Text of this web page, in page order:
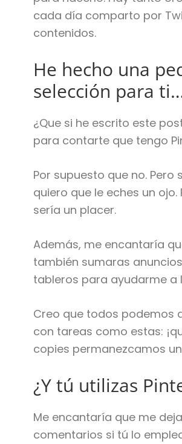
cada día comparto por
contenidos.
He hecho una
selección para
¿Que si he escrito este
para contarte que tengo
Por supuesto que no. Pero
quiero que le eches un ojo.
sería un placer.
Además, me encantaría
también sumaras
tableros para ayudarme a
Creo que todos podemos
con tareas como estas:
copies permanezcamos
¿Y tú utilizas
Me encantaría que me
comentarios si tú lo